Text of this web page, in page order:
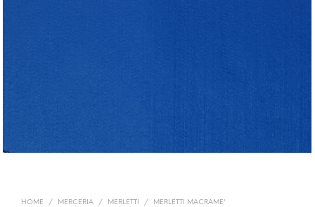
HOME / MERCERIA / MERLETTI / MERLETTI MACRAME'